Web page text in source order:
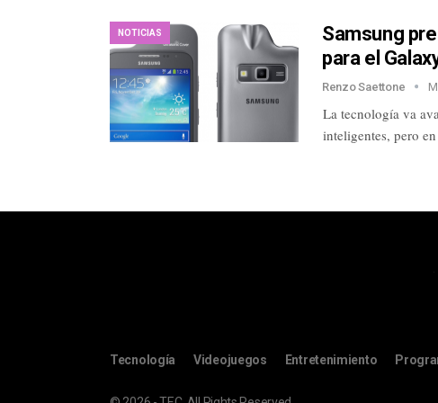
NOTICIAS
Samsung
para el
Renzo Saettone
La tecnología va
inteligentes, pero
Tecnología Videojuegos Entretenimiento